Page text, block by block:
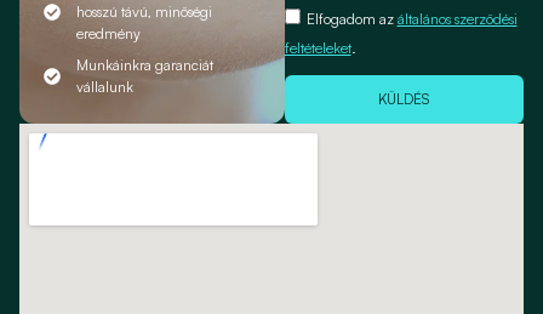
hosszú távú, minőségi
eredmény
Munkáinkra garanciát
vállalunk
Elfogadom az általános szerződési
feltételeket.
KÜLDÉS